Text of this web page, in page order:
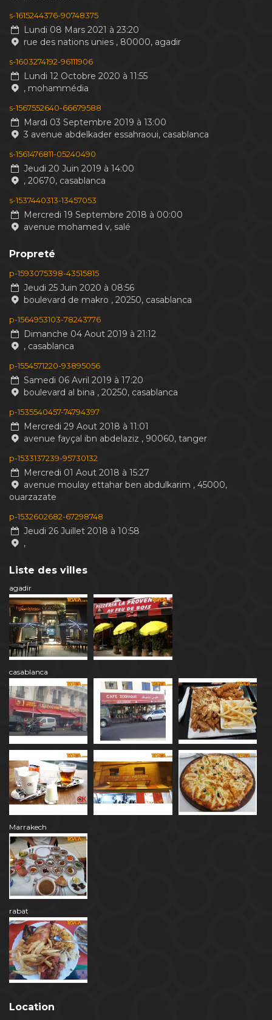
s-1615244376-90748375
Lundi 08 Mars 2021 à 23:20
rue des nations unies , 80000, agadir
s-1603274192-96111906
Lundi 12 Octobre 2020 à 11:55
, mohammédia
s-1567552640-66679588
Mardi 03 Septembre 2019 à 13:00
3 avenue abdelkader essahraoui, casablanca
s-1561476811-05240490
Jeudi 20 Juin 2019 à 14:00
, 20670, casablanca
s-1537440313-13457053
Mercredi 19 Septembre 2018 à 00:00
avenue mohamed v, salé
Propreté
p-1593075398-43515815
Jeudi 25 Juin 2020 à 08:56
boulevard de makro , 20250, casablanca
p-1564953103-78243776
Dimanche 04 Aout 2019 à 21:12
, casablanca
p-1554571220-93895056
Samedi 06 Avril 2019 à 17:20
boulevard al bina , 20250, casablanca
p-1535540457-74794397
Mercredi 29 Aout 2018 à 11:01
avenue fayçal ibn abdelaziz , 90060, tanger
p-1533137239-95730132
Mercredi 01 Aout 2018 à 15:27
avenue moulay ettahar ben abdulkarim , 45000,
ouarzazate
p-1532602682-67298748
Jeudi 26 Juillet 2018 à 10:58
,
Liste des villes
agadir
casablanca
Marrakech
rabat
Location